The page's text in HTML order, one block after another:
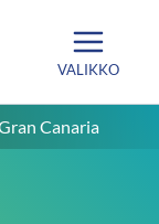
VALIKKO
Canaria